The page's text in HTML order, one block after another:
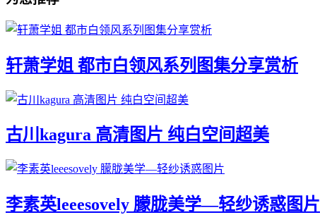
轩萧学姐 都市白领风系列图集分享赏析
古川kagura 高清图片 纯白空间超美
李素英leeesovely 朦胧美学—轻纱诱惑图片